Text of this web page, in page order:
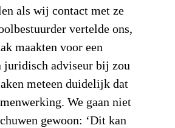
als wij contact met ze
vertelde ons,
maakten voor een
juridisch adviseur bij zou
meteen duidelijk dat
We gaan niet
gewoon: ‘Dit kan